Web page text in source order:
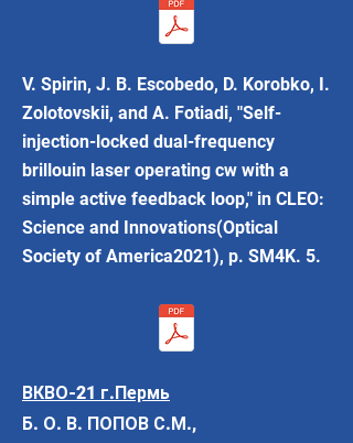
V. Spirin, J. B. Escobedo, D. Korobko, I.
Zolotovskii, and A. Fotiadi, "Self-
injection-locked dual-frequency
brillouin laser operating cw with a
simple active feedback loop," in CLEO:
Science and Innovations(Optical
Society of America2021), p. SM4K. 5.
ВКВО-21 г.Пермь
Б. О. В. ПОПОВ С.М.,